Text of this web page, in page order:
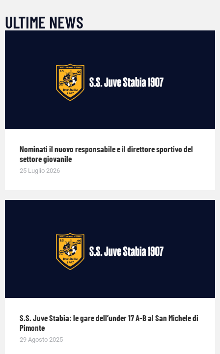
ULTIME NEWS
Nominati il nuovo responsabile e il direttore sportivo del
settore giovanile
25 Luglio 2026
S.S. Juve Stabia: le gare dell’under 17 A-B al San Michele di
Pimonte
29 Agosto 2025